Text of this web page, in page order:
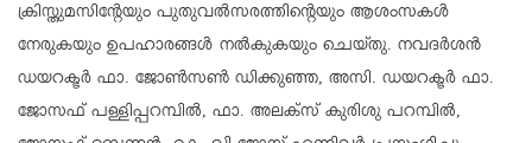
ക്രിസ്തുമസിൻ്റേയും പുതുവൽസരത്തിൻ്റെയും ആശംസകൾ
നേരുകയും ഉപഹാരങ്ങൾ നൽകുകയും ചെയ്തു. നവദർശൻ
ഡയറക്ടർ ഫാ. ജോൺസൺ ഡിക്കുഞ്ഞ, അസി. ഡയറക്ടർ ഫാ.
ജോസഫ് പള്ളിപ്പറമ്പിൽ, ഫാ. അലക്സ് കുരിശു പറമ്പിൽ,